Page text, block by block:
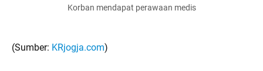
Korban mendapat perawaan medis
(Sumber: KRjogja.com)